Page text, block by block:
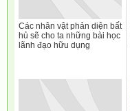
Các nhân vật phản diện bất
hủ sẽ cho ta những bài học
lãnh đạo hữu dụng